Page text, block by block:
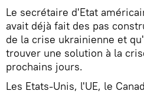
Le secrétaire d'Etat
avait déjà fait des pas
de la crise ukrainienne et
trouver une solution à la
prochains jours.
Les Etats-Unis, l'UE, le